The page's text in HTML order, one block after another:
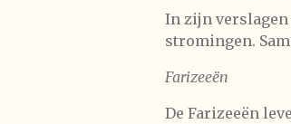
In zijn verslagen
stromingen.
Farizeeën
De Farizeeën